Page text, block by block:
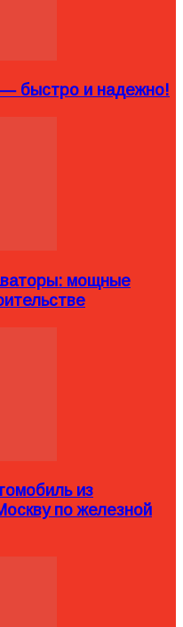
— быстро и надежно!
мощные
из
по железной